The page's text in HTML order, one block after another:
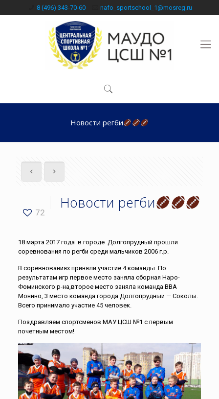
8 (496) 343-70-60 nafo_sportschool_1@mosreg.ru
Новости регби
72
Новости регби
18 марта 2017 года в городе Долгопрудный прошли
соревнования по регби среди мальчиков 2006 г.р.
В соревнованиях приняли участие 4 команды. По
результатам игр первое место заняла сборная Наро-
Фоминского р-на,второе место заняла команда ВВА
Монино, 3 место команда города Долгопрудный — Соколы.
Всего принимало участие 45 человек.
Поздравляем спортсменов МАУ ЦСШ №1 с первым
почетным местом!